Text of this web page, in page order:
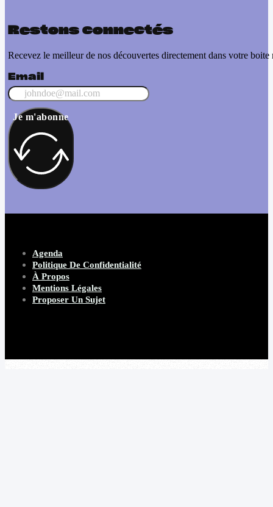
Restons connectés
Recevez le meilleur de nos découvertes directement dans votre boite
Email
Je m'abonne
Agenda
Politique De Confidentialité
À Propos
Mentions Légales
Proposer Un Sujet